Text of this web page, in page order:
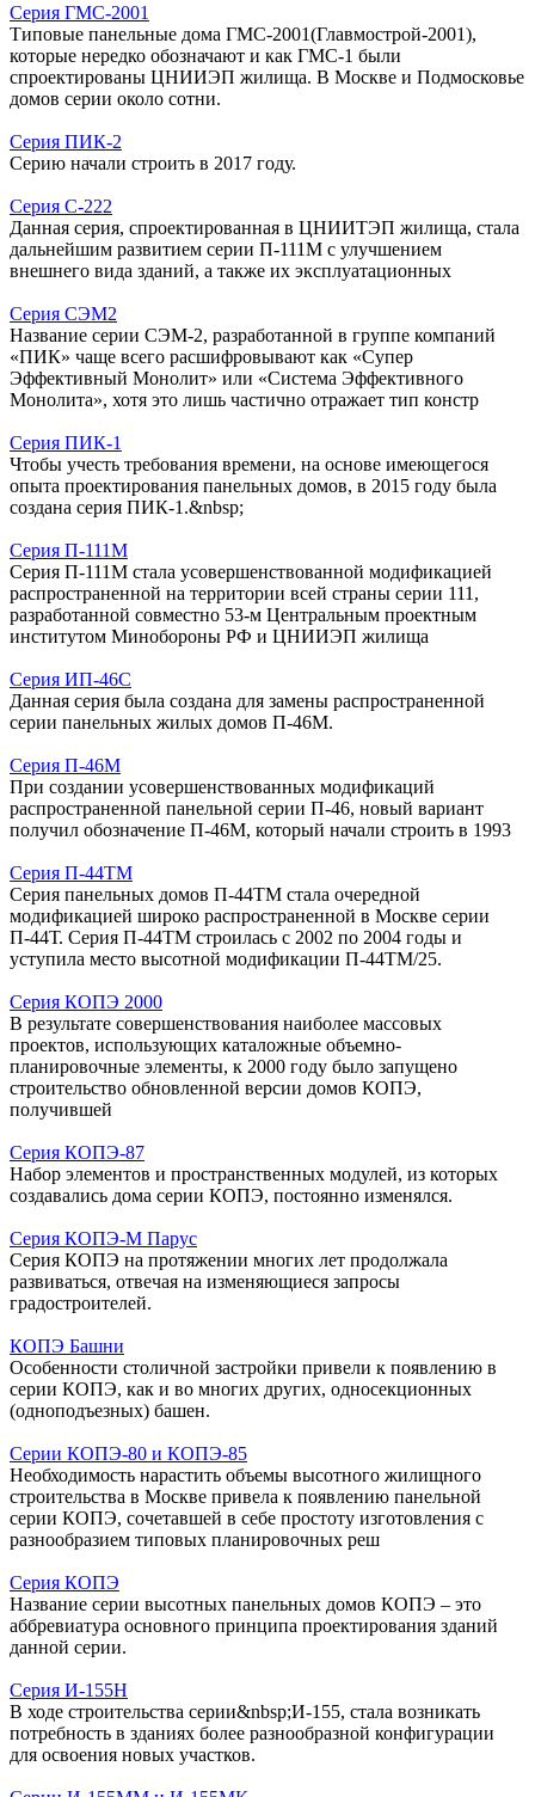
Серия ГМС-2001
Типовые панельные дома ГМС-2001(Главмострой-2001),
которые нередко обозначают и как ГМС-1 были
спроектированы ЦНИИЭП жилища. В Москве и Подмосковье
домов серии около сотни.
Серия ПИК-2
Серию начали строить в 2017 году.
Серия С-222
Данная серия, спроектированная в ЦНИИТЭП жилища, стала
дальнейшим развитием серии П-111М с улучшением
внешнего вида зданий, а также их эксплуатационных
Серия СЭМ2
Название серии СЭМ-2, разработанной в группе компаний
«ПИК» чаще всего расшифровывают как «Супер
Эффективный Монолит» или «Система Эффективного
Монолита», хотя это лишь частично отражает тип констр
Серия ПИК-1
Чтобы учесть требования времени, на основе имеющегося
опыта проектирования панельных домов, в 2015 году была
создана серия ПИК-1.&nbsp;
Серия П-111М
Серия П-111М стала усовершенствованной модификацией
распространенной на территории всей страны серии 111,
разработанной совместно 53-м Центральным проектным
институтом Минобороны РФ и ЦНИИЭП жилища
Серия ИП-46С
Данная серия была создана для замены распространенной
серии панельных жилых домов П-46М.
Серия П-46М
При создании усовершенствованных модификаций
распространенной панельной серии П-46, новый вариант
получил обозначение П-46М, который начали строить в 1993
Серия П-44ТМ
Серия панельных домов П-44ТМ стала очередной
модификацией широко распространенной в Москве серии
П-44Т. Серия П-44ТМ строилась с 2002 по 2004 годы и
уступила место высотной модификации П-44ТМ/25.
Серия КОПЭ 2000
В результате совершенствования наиболее массовых
проектов, использующих каталожные объемно-
планировочные элементы, к 2000 году было запущено
строительство обновленной версии домов КОПЭ,
получившей
Серия КОПЭ-87
Набор элементов и пространственных модулей, из которых
создавались дома серии КОПЭ, постоянно изменялся.
Серия КОПЭ-М Парус
Серия КОПЭ на протяжении многих лет продолжала
развиваться, отвечая на изменяющиеся запросы
градостроителей.
КОПЭ Башни
Особенности столичной застройки привели к появлению в
серии КОПЭ, как и во многих других, односекционных
(одноподъезных) башен.
Серии КОПЭ-80 и КОПЭ-85
Необходимость нарастить объемы высотного жилищного
строительства в Москве привела к появлению панельной
серии КОПЭ, сочетавшей в себе простоту изготовления с
разнообразием типовых планировочных реш
Серия КОПЭ
Название серии высотных панельных домов КОПЭ – это
аббревиатура основного принципа проектирования зданий
данной серии.
Серия И-155Н
В ходе строительства серии&nbsp;И-155, стала возникать
потребность в зданиях более разнообразной конфигурации
для освоения новых участков.